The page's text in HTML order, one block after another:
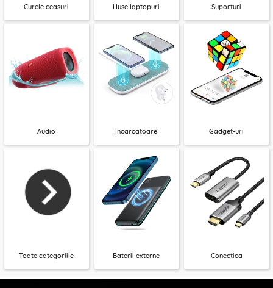
Curele ceasuri Huse laptopuri Suporturi
Audio Incarcatoare Gadget-uri
Toate categoriile Baterii externe Conectica